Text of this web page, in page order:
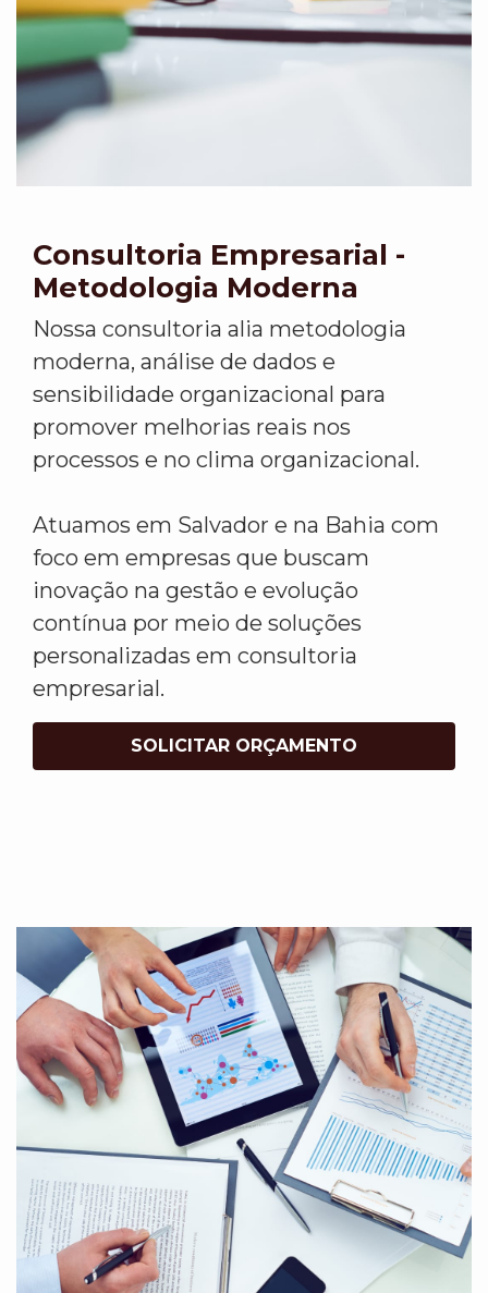
Consultoria Empresarial -
Metodologia Moderna
Nossa consultoria alia metodologia
moderna, análise de dados e
sensibilidade organizacional para
promover melhorias reais nos
processos e no clima organizacional.
Atuamos em Salvador e na Bahia com
foco em empresas que buscam
inovação na gestão e evolução
contínua por meio de soluções
personalizadas em consultoria
empresarial.
SOLICITAR ORÇAMENTO